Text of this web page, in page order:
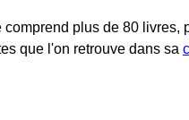
plus de 80
que l'on retrouve dans sa